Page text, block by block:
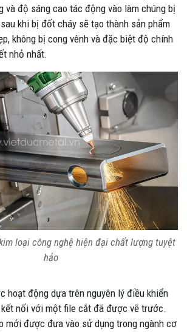
và độ sáng cao tác động vào làm chúng bị
khi bị đốt cháy sẽ tạo thành sản phẩm
không bị cong vênh và đặc biệt độ chính
nhỏ nhất.
loại công nghệ hiện đại chất lượng tuyệt
hảo
hoạt động dựa trên nguyên lý điều khiển
nối với một file cắt đã được vẽ trước.
mới được đưa vào sử dụng trong ngành cơ